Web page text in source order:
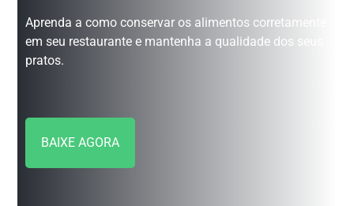
Aprenda a como conservar os alimentos corretamente
em seu restaurante e mantenha a qualidade dos seus
pratos.
BAIXE AGORA